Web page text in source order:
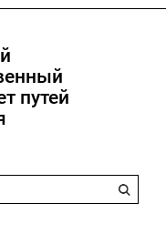
путей